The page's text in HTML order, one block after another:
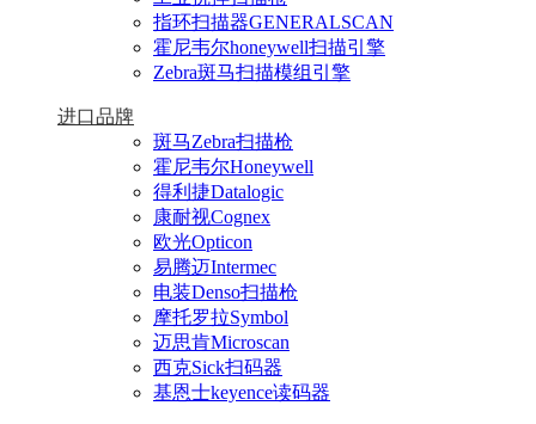
指环扫描器GENERALSCAN
霍尼韦尔honeywell扫描引擎
Zebra斑马扫描模组引擎
进口品牌
斑马Zebra扫描枪
霍尼韦尔Honeywell
得利捷Datalogic
康耐视Cognex
欧光Opticon
易腾迈Intermec
电装Denso扫描枪
摩托罗拉Symbol
迈思肯Microscan
西克Sick扫码器
基恩士keyence读码器